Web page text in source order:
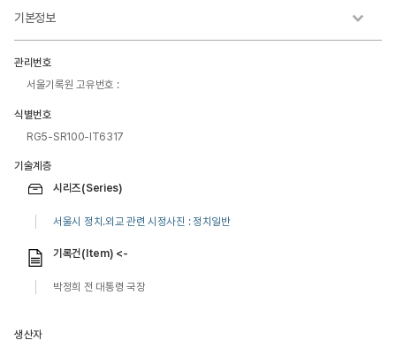
기본정보
관리번호
서울기록원 고유번호 :
식별번호
RG5-SR100-IT6317
기술계층
시리즈(Series)
서울시 정치.외교 관련 시정사진 : 정치일반
기록건(Item) <-
박정희 전 대통령 국장
생산자